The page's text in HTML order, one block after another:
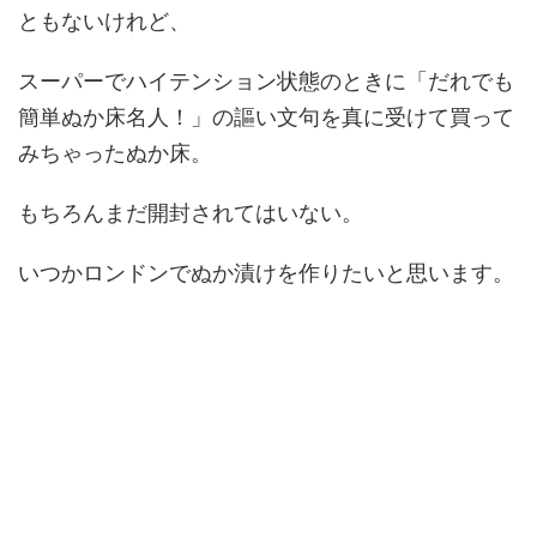
ともないけれど、
スーパーでハイテンション状態のときに「だれでも
簡単ぬか床名人！」の謳い文句を真に受けて買って
みちゃったぬか床。
もちろんまだ開封されてはいない。
いつかロンドンでぬか漬けを作りたいと思います。